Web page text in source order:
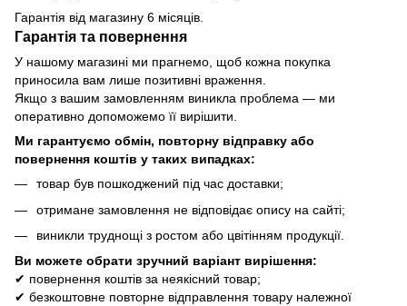
Гарантія від магазину 6 місяців.
Гарантія та повернення
У нашому магазині ми прагнемо, щоб кожна покупка
приносила вам лише позитивні враження.
Якщо з вашим замовленням виникла проблема — ми
оперативно допоможемо її вирішити.
Ми гарантуємо обмін, повторну відправку або
повернення коштів у таких випадках:
товар був пошкоджений під час доставки;
отримане замовлення не відповідає опису на сайті;
виникли труднощі з ростом або цвітінням продукції.
Ви можете обрати зручний варіант вирішення:
✔ повернення коштів за неякісний товар;
✔ безкоштовне повторне відправлення товару належної